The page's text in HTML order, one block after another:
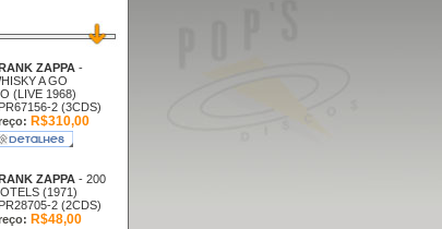
ZAPPA -
A GO
(LIVE 1968)
2 (3CDS)
R$310,00
ZAPPA - 200
(1971)
2 (2CDS)
R$48,00